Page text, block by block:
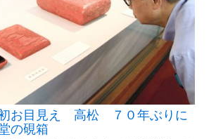
お目見え 高松 ７０年ぶりに
の硯箱